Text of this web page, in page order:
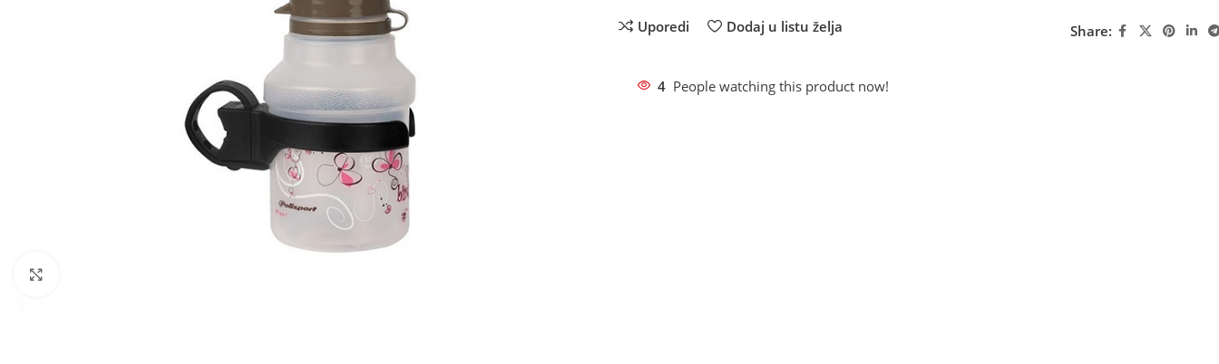
Uporedi Dodaj u listu želja Share:
4 People watching this product now!